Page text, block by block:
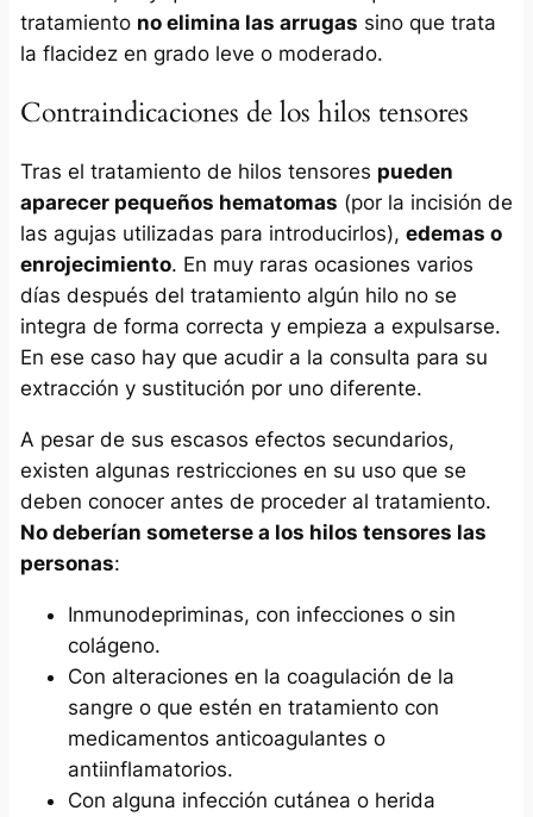
tratamiento no elimina las arrugas sino que trata
la flacidez en grado leve o moderado.
Contraindicaciones de los hilos tensores
Tras el tratamiento de hilos tensores pueden
aparecer pequeños hematomas (por la incisión de
las agujas utilizadas para introducirlos), edemas o
enrojecimiento. En muy raras ocasiones varios
días después del tratamiento algún hilo no se
integra de forma correcta y empieza a expulsarse.
En ese caso hay que acudir a la consulta para su
extracción y sustitución por uno diferente.
A pesar de sus escasos efectos secundarios,
existen algunas restricciones en su uso que se
deben conocer antes de proceder al tratamiento.
No deberían someterse a los hilos tensores las
personas:
Inmunodepriminas, con infecciones o sin
colágeno.
Con alteraciones en la coagulación de la
sangre o que estén en tratamiento con
medicamentos anticoagulantes o
antiinflamatorios.
Con alguna infección cutánea o herida